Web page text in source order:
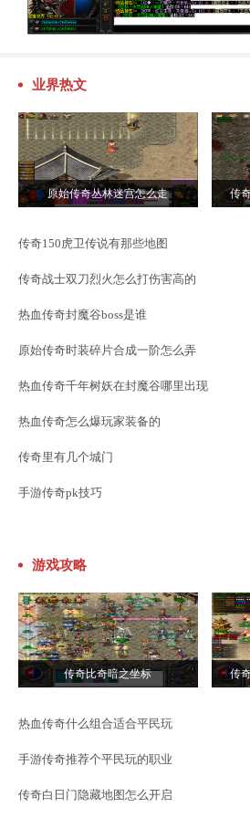
业界热文
原始传奇丛林迷宫怎么走 传
传奇150虎卫传说有那些地图
传奇战士双刀烈火怎么打伤害高的
热血传奇封魔谷boss是谁
原始传奇时装碎片合成一阶怎么弄
热血传奇千年树妖在封魔谷哪里出现
热血传奇怎么爆玩家装备的
传奇里有几个城门
手游传奇pk技巧
游戏攻略
传奇比奇暗之坐标 传
热血传奇什么组合适合平民玩
手游传奇推荐个平民玩的职业
传奇白日门隐藏地图怎么开启